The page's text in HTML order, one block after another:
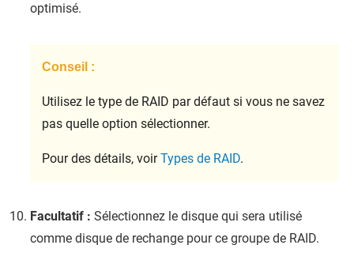
optimisé.
Conseil :
Utilisez le type de RAID par défaut si vous ne savez
pas quelle option sélectionner.
Pour des détails, voirTypes de RAID.
Facultatif : Sélectionnez le disque qui sera utilisé
comme disque de rechange pour ce groupe de RAID.